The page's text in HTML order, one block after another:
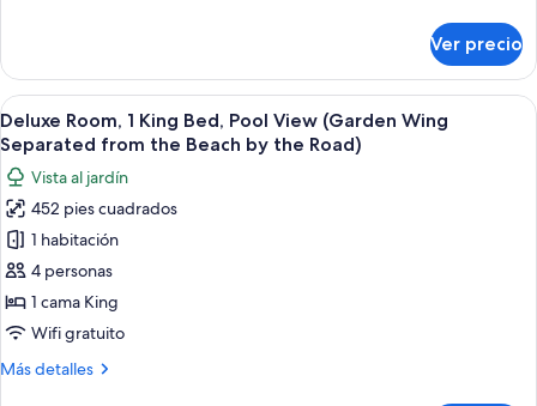
Pool
Beach
Wing)
1
habitación,
alberca
privada
(Private
Pool
Beach
Wing)
Ver precio
Abrir
todas
las
fotos
de
Deluxe
Room,
1
King
Pool
Un dormitorio moderno con una
6
Deluxe Room, 1 King Bed, Pool View (Garden Wing
Separated from the Beach by the Road)
Vista al jardín
452 pies cuadrados
1 habitación
4 personas
1 cama King
Wifi gratuito
Más detalles
Más